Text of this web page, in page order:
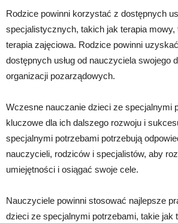
Rodzice powinni korzystać z dostępnych
specjalistycznych, takich jak terapia mowy,
terapia zajęciowa. Rodzice powinni
dostępnych usług od nauczyciela swojego
organizacji pozarządowych.
Wczesne nauczanie dzieci ze specjalnymi
kluczowe dla ich dalszego rozwoju i
specjalnymi potrzebami potrzebują
nauczycieli, rodziców i specjalistów, aby
umiejętności i osiągać swoje cele.
Nauczyciele powinni stosować najlepsze
dzieci ze specjalnymi potrzebami, takie jak